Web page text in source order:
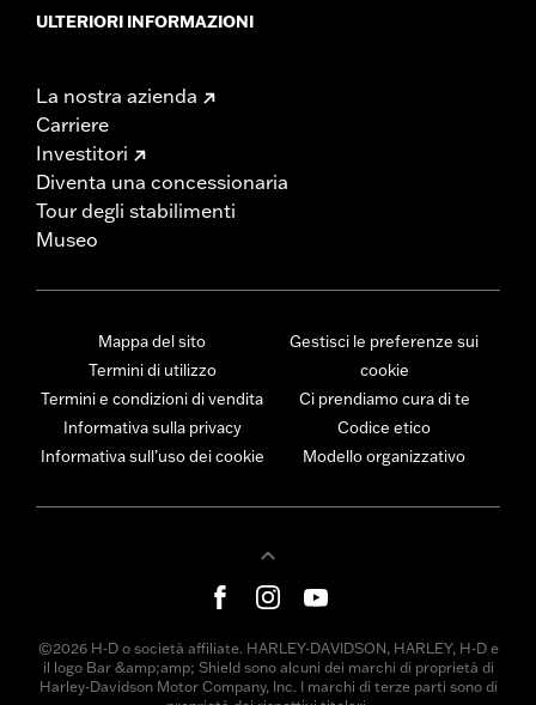
ULTERIORI INFORMAZIONI
La nostra azienda
Carriere
Investitori
Diventa una concessionaria
Tour degli stabilimenti
Museo
Mappa del sito
Termini di utilizzo
Termini e condizioni di vendita
Informativa sulla privacy
Informativa sull’uso dei cookie
Gestisci le preferenze sui
cookie
Ci prendiamo cura di te
Codice etico
Modello organizzativo
©2026 H-D o società affiliate. HARLEY-DAVIDSON, HARLEY, H-D e
il logo Bar &amp;amp; Shield sono alcuni dei marchi di proprietà di
Harley-Davidson Motor Company, Inc. I marchi di terze parti sono di